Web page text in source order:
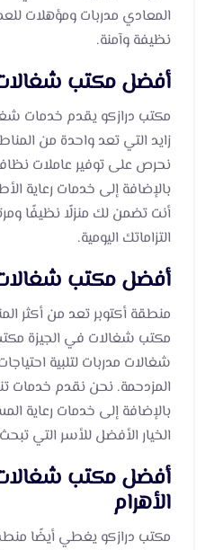
المعادي مدربات ومؤهلات
نظيفة وآمنة.
أفضل مكتب
مكتب درازكو يقدم خدمات
زايد التي تعد واحدة من
نحرص على توفير عاملات
بالإضافة إلى خدمات رعاية
أنت تضمن لك منزلًا نظيفًا
التزاماتك اليومية.
أفضل مكتب
منطقة أكتوبر تعد من أكثر
مكتب شغالات في الجيزة
شغالات مدربات لتلبية
المزدحمة. نحن نقدم خدمات
بالإضافة إلى خدمات رعاية
الخيار الأفضل للأسر التي
أفضل مكتب
الأهرام
مكتب درازكو يغطي أيضًا